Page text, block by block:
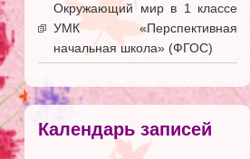
Окружающий мир в 1 классе
УМК «Перспективная
начальная школа» (ФГОС)
Календарь записей